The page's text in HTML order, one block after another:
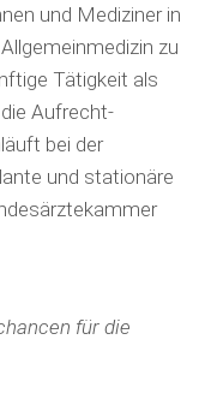
und Medi­zi­ner in
zu
Tätigkeit als
die Auf­recht­
bei der
und stationäre
für die